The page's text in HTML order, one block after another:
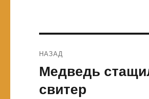
по
записям
НАЗАД
Предыдущая
запись:
Медведь
свитер